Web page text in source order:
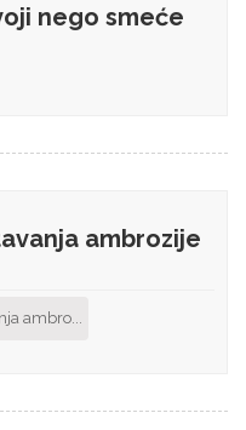
nego smeće
ambrozije
ambro...